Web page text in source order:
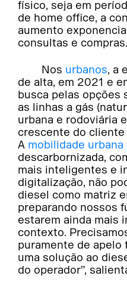
físico, seja em
de home office, a
aumento
consultas e compras.
Nos urbanos, a
de alta, em 2021 e
busca pelas opções
as linhas a gás
urbana e rodoviária
crescente do
A mobilidade
descarbornizada,
mais inteligentes e
digitalização, não
diesel como matriz
preparando nossos
estarem ainda mais
contexto.
puramente de apelo
uma solução ao
do operador”,